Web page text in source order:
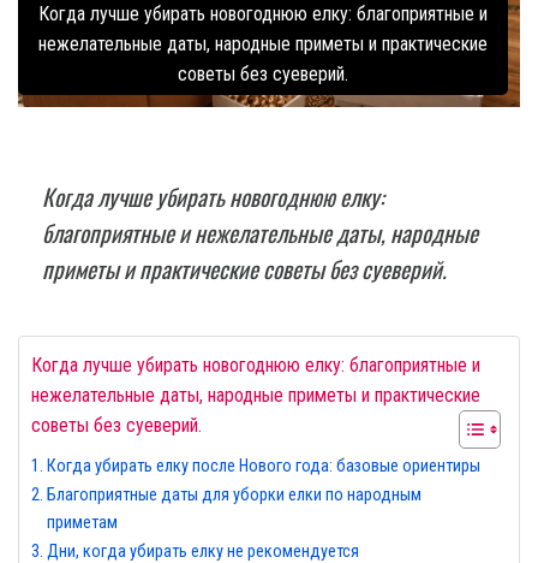
Когда лучше убирать новогоднюю елку: благоприятные и
нежелательные даты, народные приметы и практические
советы без суеверий.
Когда лучше убирать новогоднюю елку:
благоприятные и нежелательные даты, народные
приметы и практические советы без суеверий.
Когда лучше убирать новогоднюю елку: благоприятные и
нежелательные даты, народные приметы и практические
советы без суеверий.
Когда убирать елку после Нового года: базовые ориентиры
Благоприятные даты для уборки елки по народным
приметам
Дни, когда убирать елку не рекомендуется